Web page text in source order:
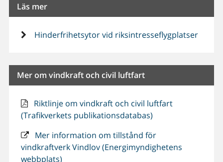
Läs mer
Hinderfrihetsytor vid riksintresseflygplatser
Mer om vindkraft och civil luftfart
Riktlinje om vindkraft och civil luftfart
(Trafikverkets publikationsdatabas)
Mer information om tillstånd för
vindkraftverk Vindlov (Energimyndighetens
webbplats)